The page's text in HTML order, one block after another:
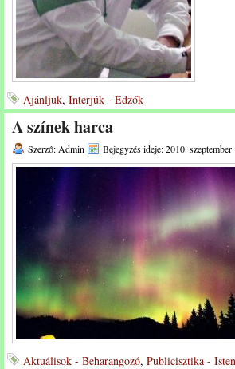
Ajánljuk, Interjúk - Edzők
A színek harca
Szerző: Admin Bejegyzés ideje: 2010. szeptember
Aktuálisok - Beharangozó, Publicisztika -